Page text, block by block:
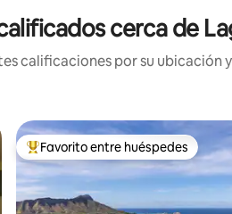
cerca de
calificaciones por su ubicación
De los mejores en Favorito entre
Favorito entre huéspedes